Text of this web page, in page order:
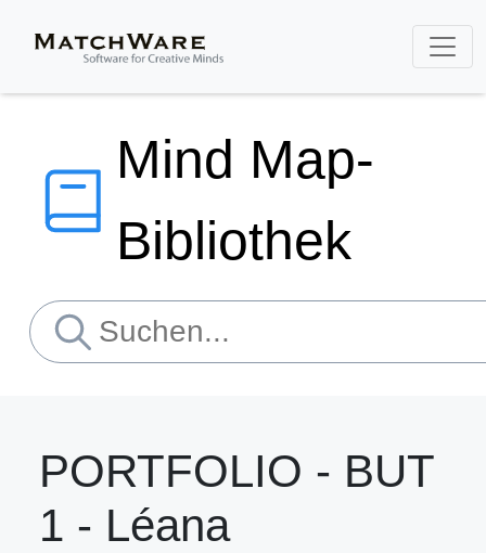
Mind Map-
Bibliothek
PORTFOLIO - BUT
1 - Léana